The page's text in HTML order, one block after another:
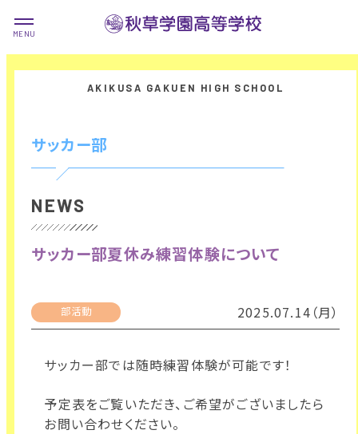
サッカー部
NEWS
サッカー部夏休み練習体験について
部活動 2025.07.14（月）
サッカー部では随時練習体験が可能です！
予定表をご覧いただき、ご希望がございましたら
お問い合わせください。